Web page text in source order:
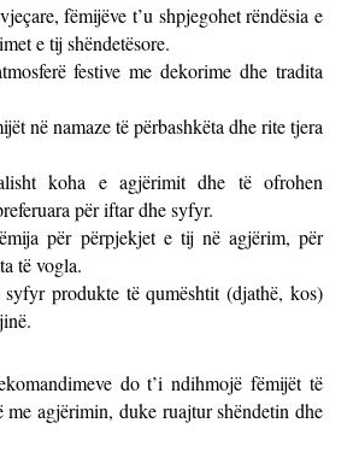
fëmijëve t’u shpjegohet rëndësia e
e tij shëndetësore.
festive me dekorime dhe tradita
në namaze të përbashkëta dhe rite tjera
koha e agjërimit dhe të ofrohen
për iftar dhe syfyr.
për përpjekjet e tij në agjërim, për
të vogla.
produkte të qumështit (djathë, kos)
do t’i ndihmojë fëmijët të
me agjërimin, duke ruajtur shëndetin dhe